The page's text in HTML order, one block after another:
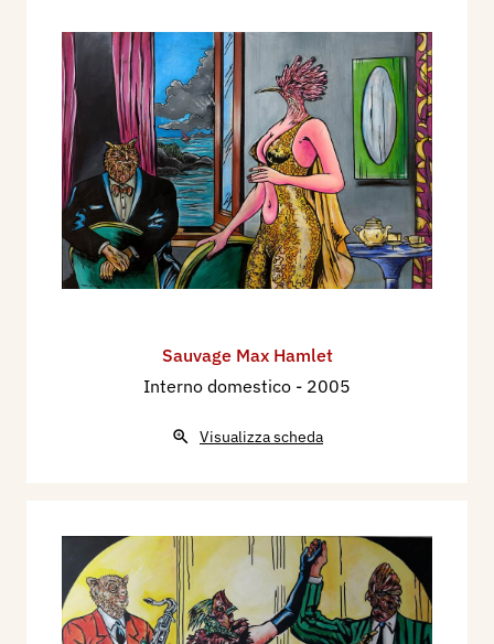
Sauvage Max Hamlet
Interno domestico - 2005
Visualizza scheda